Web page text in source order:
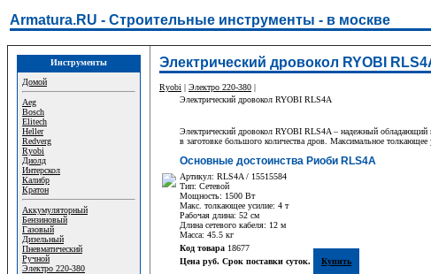
Armatura.RU - Строительные инструменты - в москве
Инструменты
Домой
Aeg
Bosch
Elitech
Heller
Redverg
Ryobi
Диолд
Интерскол
Калибр
Кратон
Аккумуляторный
Бензиновый
Газовый
Дизельный
Пневматический
Ручной
Электро 220-380
Электрический дровокол RYOBI
Ryobi | Электро 220-380 |
Электрический дровокол RYOBI RLS4A
Электрический дровокол RYOBI RLS4A – надежный обладающий
в заготовке большого количества дров. Максимальное
Основные достоинства Риоби RLS4A
Артикул: RLS4A / 15515584
Тип: Сетевой
Мощность: 1500 Вт
Макс. толкающее усилие: 4 т
Рабочая длина: 52 см
Длина сетевого кабеля: 12 м
Масса: 45.5 кг
Код товара 18677
Цена руб. Срок поставки суток.
Купить